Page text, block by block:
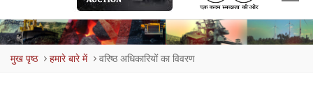
मुख पृष्ठ हमारे बारे में वरिष्ठ अधिकारियों का विवरण